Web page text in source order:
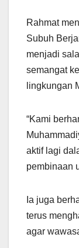
Rahmat
Subuh
menjadi
semangat
lingkungan
“Kami
aktif lagi
pembinaan
Ia juga
terus
agar